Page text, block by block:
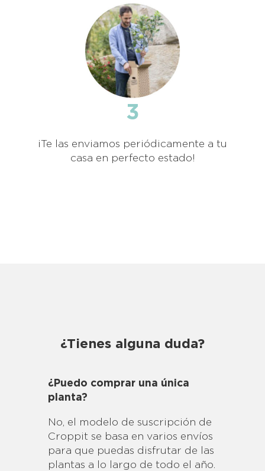
3
¡Te las enviamos periódicamente a tu
casa en perfecto estado!
¿Tienes alguna duda?
¿Puedo comprar una única
planta?
No, el modelo de suscripción de
Croppit se basa en varios envíos
para que puedas disfrutar de las
plantas a lo largo de todo el año.